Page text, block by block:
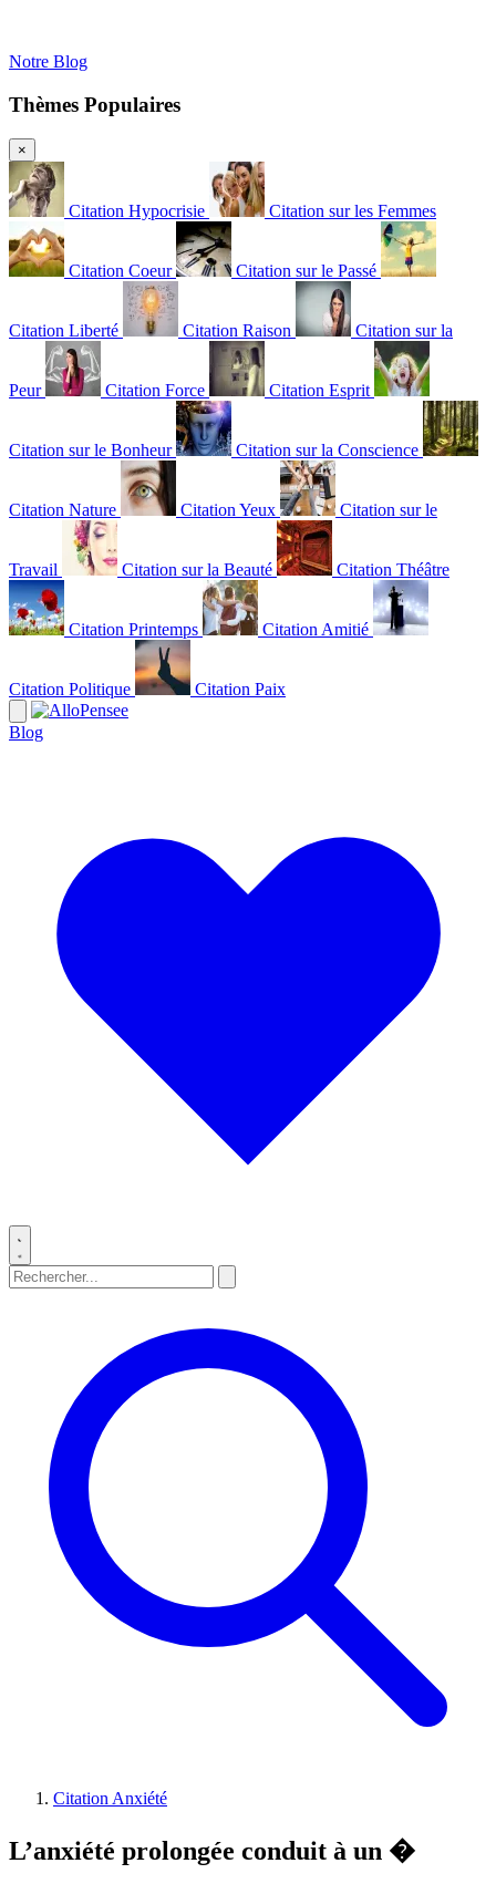
Notre Blog
Thèmes Populaires
×
Citation Hypocrisie Citation sur les Femmes
Citation Coeur Citation sur le Passé
Citation Liberté Citation Raison Citation sur la
Peur Citation Force Citation Esprit
Citation sur le Bonheur Citation sur la Conscience
Citation Nature Citation Yeux Citation sur le
Travail Citation sur la Beauté Citation Théâtre
Citation Printemps Citation Amitié
Citation Politique Citation Paix
Blog
Citation Anxiété
L’anxiété prolongée conduit à un �